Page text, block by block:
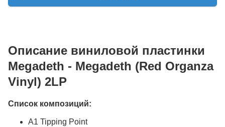
Описание виниловой пластинки
Megadeth - Megadeth (Red Organza
Vinyl) 2LP
Список композиций:
A1 Tipping Point